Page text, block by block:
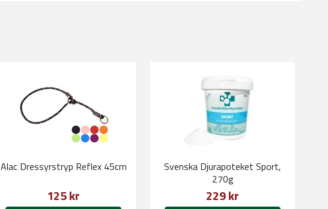
Alac Dressyrstryp Reflex 45cm
125 kr
Svenska Djurapoteket Sport,
270g
229 kr